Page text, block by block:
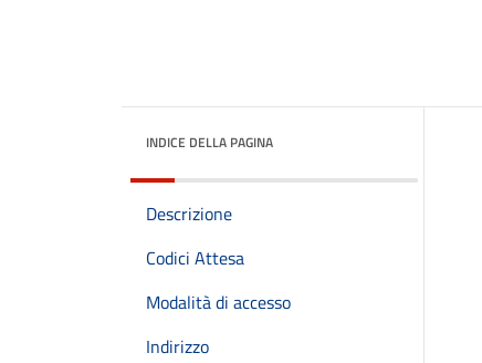
INDICE DELLA PAGINA
Descrizione
Codici Attesa
Modalità di accesso
Indirizzo